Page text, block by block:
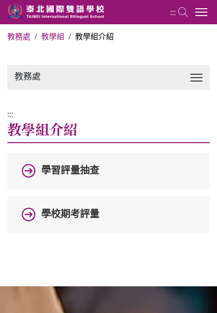
教務處 教學組 教學組介紹
教務處
:::
教學組介紹
學習評量抽查
學校期考評量
:::
最新消息
行事曆
招生專區
校內分機表
雙語國中部